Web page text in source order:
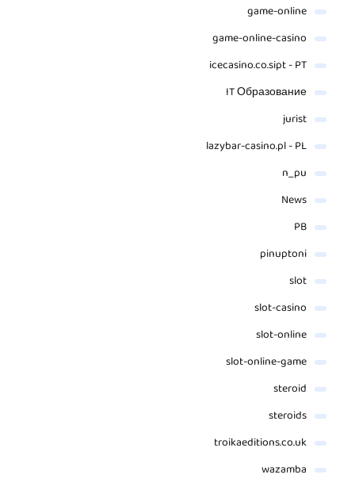
game-online
game-online-casino
icecasino.co.sipt - PT
IT Образование
jurist
lazybar-casino.pl - PL
n_pu
News
PB
pinuptoni
slot
slot-casino
slot-online
slot-online-game
steroid
steroids
troikaeditions.co.uk
wazamba